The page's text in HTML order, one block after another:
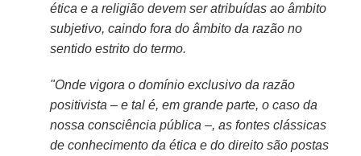
ética e a religião devem ser atribuídas ao âmbito
subjetivo, caindo fora do âmbito da razão no
sentido estrito do termo.
"Onde vigora o domínio exclusivo da razão
positivista – e tal é, em grande parte, o caso da
nossa consciência pública –, as fontes clássicas
de conhecimento da ética e do direito são postas